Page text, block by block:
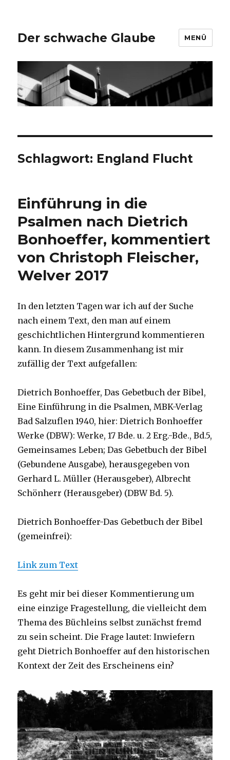
Der schwache Glaube MENÜ
Schlagwort: England Flucht
Einführung in die
Psalmen nach Dietrich
Bonhoeffer, kommentiert
von Christoph Fleischer,
Welver 2017
In den letzten Tagen war ich auf der Suche
nach einem Text, den man auf einem
geschichtlichen Hintergrund kommentieren
kann. In diesem Zusammenhang ist mir
zufällig der Text aufgefallen:
Dietrich Bonhoeffer, Das Gebetbuch der Bibel,
Eine Einführung in die Psalmen, MBK-Verlag
Bad Salzuflen 1940, hier: Dietrich Bonhoeffer
Werke (DBW): Werke, 17 Bde. u. 2 Erg.-Bde., Bd.5,
Gemeinsames Leben; Das Gebetbuch der Bibel
(Gebundene Ausgabe), herausgegeben von
Gerhard L. Müller (Herausgeber), Albrecht
Schönherr (Herausgeber) (DBW Bd. 5).
Dietrich Bonhoeffer-Das Gebetbuch der Bibel
(gemeinfrei):
Link zum Text
Es geht mir bei dieser Kommentierung um
eine einzige Fragestellung, die vielleicht dem
Thema des Büchleins selbst zunächst fremd
zu sein scheint. Die Frage lautet: Inwiefern
geht Dietrich Bonhoeffer auf den historischen
Kontext der Zeit des Erscheinens ein?